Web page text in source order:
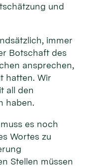
und
immer
Botschaft des
ansprechen,
hatten. Wir
all den
haben.
es noch
Wortes zu
Stellen müssen